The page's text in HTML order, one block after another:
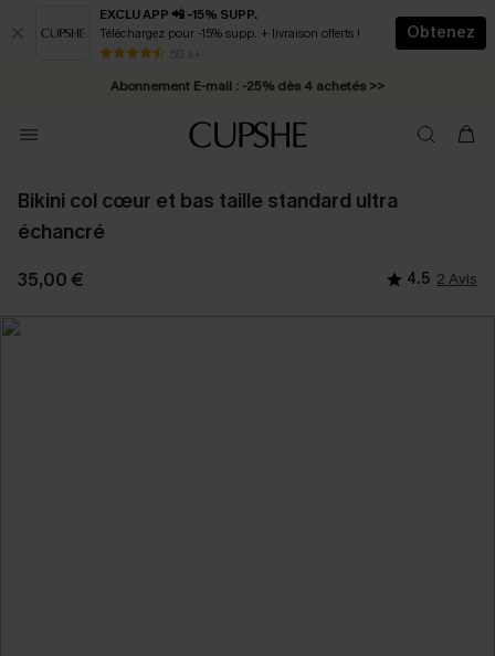
EXCLU APP 📲 -15% SUPP.
Téléchargez pour -15% supp. + livraison offerts !
50 k+
Obtenez
* Livraison éclair 2-3 jours ouvrés >>
Abonnement E-mail : -25% dès 4 achetés >>
Bikini col cœur et bas taille standard ultra
échancré
35,00 € 4.5 2 Avis